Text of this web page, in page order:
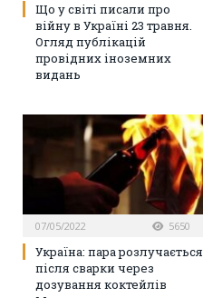
Що у світі писали про
війну в Україні 23 травня.
Огляд публікацій
провідних іноземних
видань
07/05/2022 5650
Україна: пара розлучається
після сварки через
дозування коктейлів